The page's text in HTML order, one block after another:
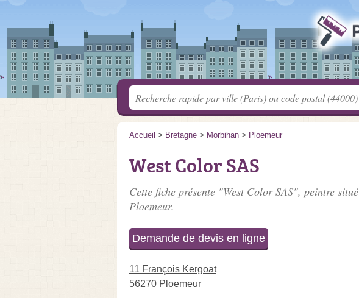
Accueil > Bretagne > Morbihan > Ploemeur
West Color SAS
Cette fiche présente "West Color SAS", peintre situé
Ploemeur.
Demande de devis en ligne
11 François Kergoat
56270 Ploemeur